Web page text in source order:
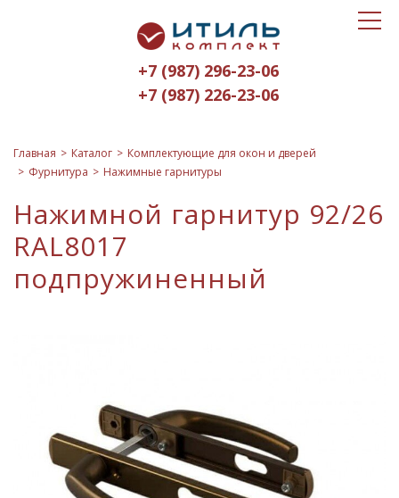
Итиль-
Комплект
logo
+7 (987) 296-23-06
+7 (987) 226-23-06
Toggle
Главная Каталог
Комплектующие для окон и дверей
Фурнитура
Нажимные гарнитуры
Нажимной гарнитур 92/26
RAL8017
подпружиненный